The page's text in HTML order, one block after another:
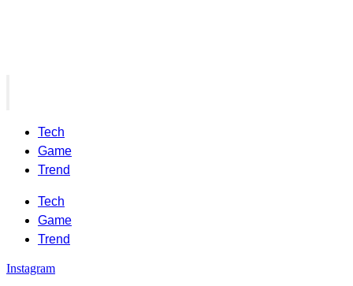
Tech
Game
Trend
Tech
Game
Trend
Instagram